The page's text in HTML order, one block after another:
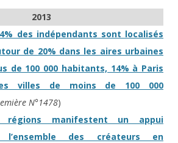
2013
des indépendants sont localisés
de 20% dans les aires urbaines
de 100 000 habitants, 14% à Paris
villes de moins de 100 000
N°1478)
régions manifestent un appui
l’ensemble des créateurs en